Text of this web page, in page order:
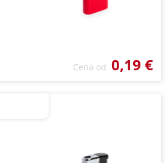
Cena od 0,19 €